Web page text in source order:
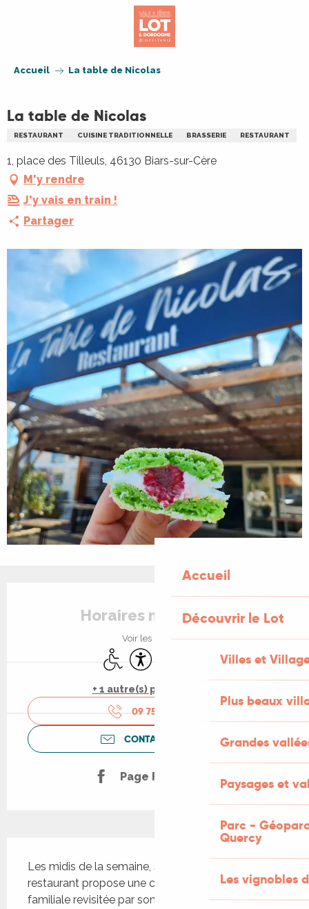
Accueil
Découvrir le Lot
Villes et
Plus beaux
Grandes
Paysages et
Parc -
Quercy
Les vignobles
Accueil La table de Nicolas
La table de Nicolas
RESTAURANT CUISINE TRADITIONNELLE BRASSERIE RESTAURANT
1, place des Tilleuls, 46130 Biars-sur-Cère
M'y rendre
J'y vais en train !
Partager
Ouverture et coordonnées
Horaires non définis
Voir les horaires
Accès handicapés
Accessibilité Animaux acceptés
+ 1 autre(s) prestation(s)
09 75 69 51
CONTACTEZ-NOUS
Page Facebook
Les midis de la semaine, sauf le mercredi, le
restaurant propose une cuisine de tradition
familiale revisitée par son chef. Au menu, il